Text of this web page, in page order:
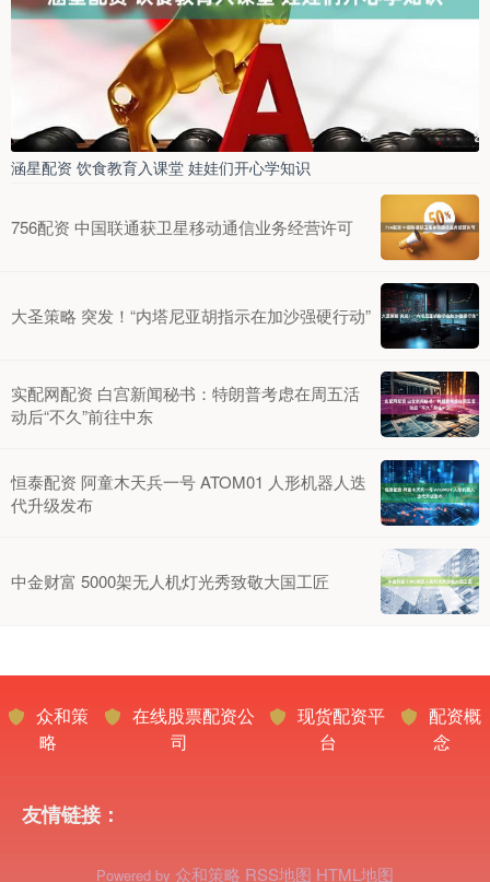
涵星配资 饮食教育入课堂 娃娃们开心学知识
756配资 中国联通获卫星移动通信业务经营许可
大圣策略 突发！“内塔尼亚胡指示在加沙强硬行动”
实配网配资 白宫新闻秘书：特朗普考虑在周五活
动后“不久”前往中东
恒泰配资 阿童木天兵一号 ATOM01 人形机器人迭
代升级发布
中金财富 5000架无人机灯光秀致敬大国工匠
众和策
略
在线股票配资公
司
现货配资平
台
配资概
念
友情链接：
Powered by 众和策略 RSS地图 HTML地图